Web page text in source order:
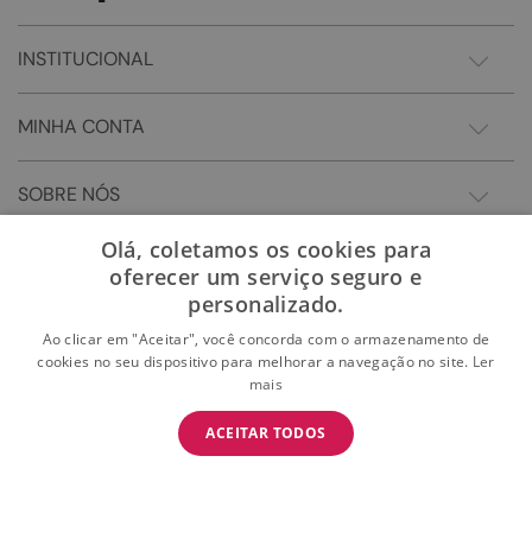
BAIXE O APP
E garanta 15% OFF na primeira compra
INSTITUCIONAL
MINHA CONTA
SOBRE NÓS
Olá, coletamos os cookies para
oferecer um serviço seguro e
personalizado.
Ao clicar em "Aceitar", você concorda com o armazenamento de
cookies no seu dispositivo para melhorar a navegação no site. Ler
mais
ACEITAR TODOS